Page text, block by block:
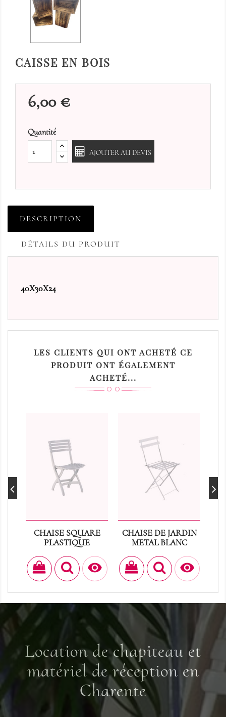
CAISSE EN BOIS
6,00 €
Quantité
AJOUTER AU DEVIS
DESCRIPTION
DÉTAILS DU PRODUIT
40X30X24
LES CLIENTS QUI ONT ACHETÉ CE
PRODUIT ONT ÉGALEMENT
ACHETÉ...
CHAISE SQUARE
PLASTIQUE
Prix
2,10 €

CHAISE DE JARDIN
METAL BLANC
Prix
2,30 €

Location de chapiteau et
matériel de réception en
Charente